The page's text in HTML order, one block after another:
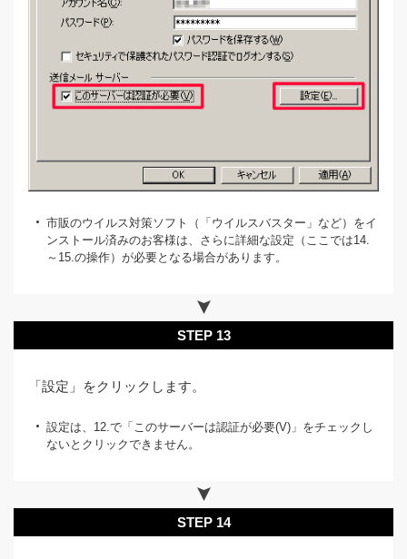
市販のウイルス対策ソフト（「ウイルスバスター」など）をイ
ンストール済みのお客様は、さらに詳細な設定（ここでは14.
～15.の操作）が必要となる場合があります。
STEP 13
「設定」をクリックします。
設定は、12.で「このサーバーは認証が必要(V)」をチェックし
ないとクリックできません。
STEP 14